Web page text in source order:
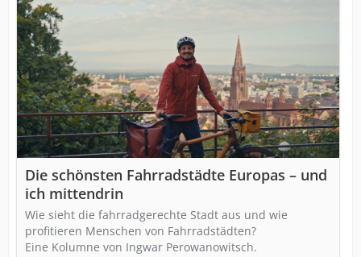
Die schönsten Fahrradstädte Europas – und
ich mittendrin
Wie sieht die fahrradgerechte Stadt aus und wie
profitieren Menschen von Fahrradstädten?
Eine Kolumne von Ingwar Perowanowitsch.